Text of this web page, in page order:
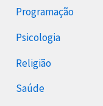
Programação
Psicologia
Religião
Saúde